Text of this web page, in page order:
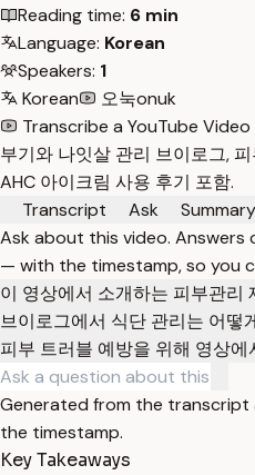
Reading time: 6 min
Language: Korean
Speakers: 1
Korean
오눅onuk
Transcribe a YouTube Video
부기와 나잇살 관리 브이로그,
AHC 아이크림 사용 후기 포함.
Transcript
Ask Summary
Ask about this video.
— with the timestamp, so you
이 영상에서 소개하는 피부관리
브이로그에서 식단 관리는 어떻
피부 트러블 예방을 위해 영상
Generated from the
the timestamp.
Key Takeaways